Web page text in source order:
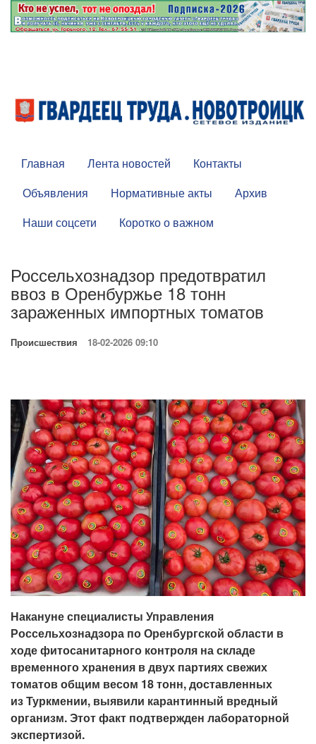
Главная Лента новостей
Контакты
Объявления
Нормативные акты
Архив
Наши соцсети
Коротко о важном
Россельхознадзор предотвратил
ввоз в Оренбуржье 18 тонн
зараженных импортных томатов
Происшествия 18-02-2026 09:10
Накануне специалисты Управления
Россельхознадзора по Оренбургской области в
ходе фитосанитарного контроля на складе
временного хранения в двух партиях свежих
томатов общим весом 18 тонн, доставленных
из Туркмении, выявили карантинный вредный
организм.Этот факт подтвержден лабораторной
экспертизой.